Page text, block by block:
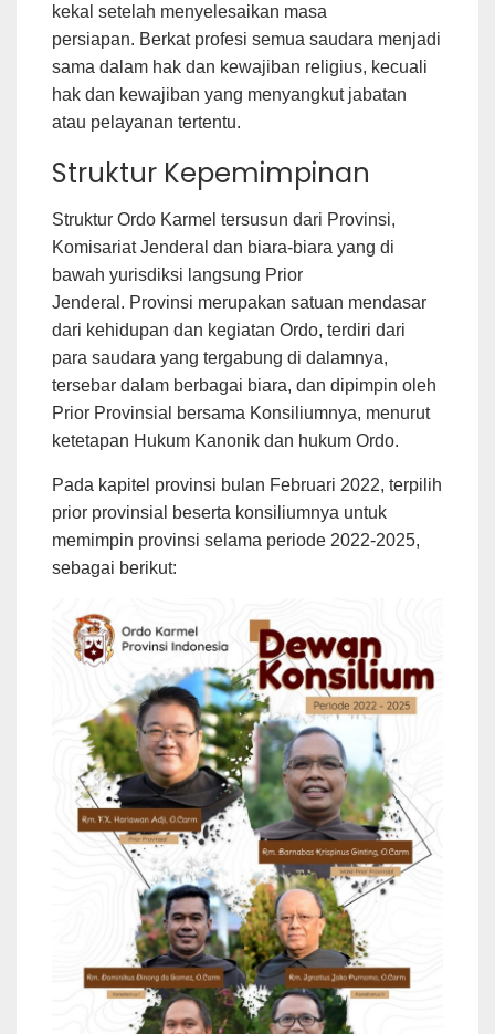
kekal setelah menyelesaikan masa
persiapan. Berkat profesi semua saudara menjadi
sama dalam hak dan kewajiban religius, kecuali
hak dan kewajiban yang menyangkut jabatan
atau pelayanan tertentu.
Struktur Kepemimpinan
Struktur Ordo Karmel tersusun dari Provinsi,
Komisariat Jenderal dan biara-biara yang di
bawah yurisdiksi langsung Prior
Jenderal. Provinsi merupakan satuan mendasar
dari kehidupan dan kegiatan Ordo, terdiri dari
para saudara yang tergabung di dalamnya,
tersebar dalam berbagai biara, dan dipimpin oleh
Prior Provinsial bersama Konsiliumnya, menurut
ketetapan Hukum Kanonik dan hukum Ordo.
Pada kapitel provinsi bulan Februari 2022, terpilih
prior provinsial beserta konsiliumnya untuk
memimpin provinsi selama periode 2022-2025,
sebagai berikut: